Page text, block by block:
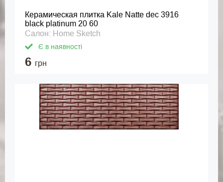
Керамическая плитка Kale Natte dec 3916
black platinum 20 60
Салон: Home Sketch
Є в наявності
6 грн